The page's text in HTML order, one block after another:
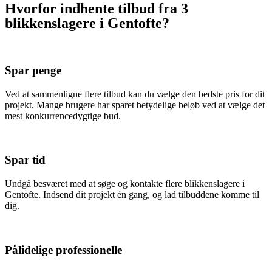
Hvorfor indhente tilbud fra 3
blikkenslagere i Gentofte?
Spar penge
Ved at sammenligne flere tilbud kan du vælge den bedste pris for dit
projekt. Mange brugere har sparet betydelige beløb ved at vælge det
mest konkurrencedygtige bud.
Spar tid
Undgå besværet med at søge og kontakte flere blikkenslagere i
Gentofte. Indsend dit projekt én gang, og lad tilbuddene komme til
dig.
Pålidelige professionelle